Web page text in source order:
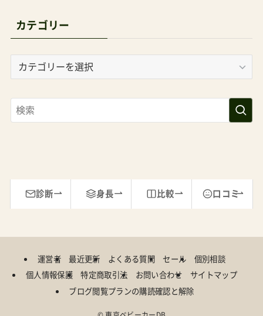
カテゴリー
リ
ー
診断 身長 比較 口コミ
運営者 最近更新 よくある質問 セール
個別相談
個人情報保護
特定商取引法 お問い合わせ
サイトマップ
ブログ閲覧プランの購読確認と解除
© 東京ベビーカーDB